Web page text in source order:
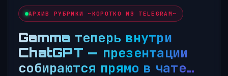
АРХИВ РУБРИКИ ~КОРОТКО ИЗ TELEGRAM~
Gamma теперь внутри
ChatGPT — презентации
собираются прямо в чате…